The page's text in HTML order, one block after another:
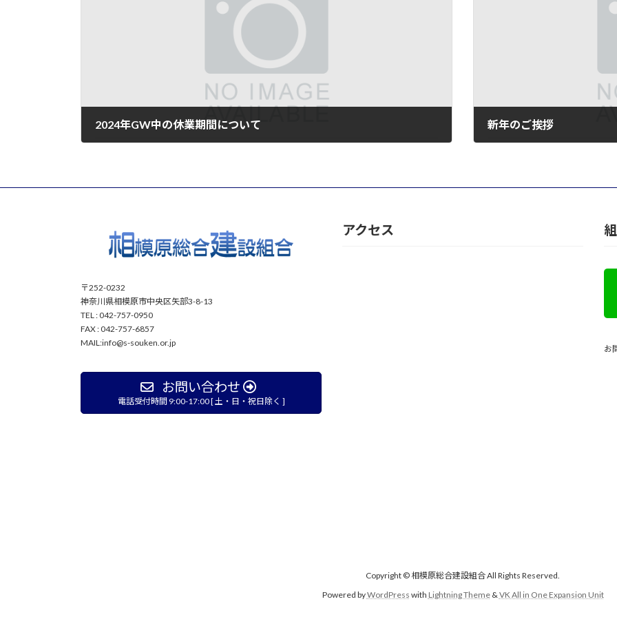
2024年GW中の休業期間について 新年のご挨拶
〒252-0232
神奈川県相模原市中央区矢部3-8-13
TEL : 042-757-0950
FAX : 042-757-6857
MAIL:info@s-souken.or.jp
お問い合わせ
電話受付時間 9:00-17:00 [ 土・日・祝日除く ]
アクセス
お
Copyright © 相模原総合建設組合 All Rights Reserved.
Powered byWordPress with Lightning Theme& VK All in One Expansion Unit